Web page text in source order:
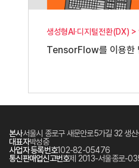
생성형AI·디지털전환(DX) >
TensorFlow를 이용한
본사서울시 종로구 새문안로5가길 32 생
대표자박성중
사업자 등록번호102-82-05476
통신판매업신고번호제 2013-서울종로-